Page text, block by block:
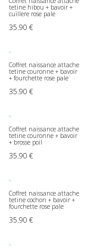
tetine hibou + bavoir +
cuillere rose pale
35.90 €
Coffret naissance attache
tetine couronne + bavoir
+ fourchette rose pale
35.90 €
Coffret naissance attache
tetine couronne + bavoir
+ brosse poil
35.90 €
Coffret naissance attache
tetine cochon + bavoir +
fourchette rose pale
35.90 €